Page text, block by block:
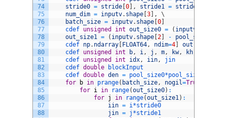
74
75
76
77
78
79
80
81
82
83
84
85
86
87
88
stride0 = stride 0 , stride1 = stride
num_dim = inputv. shape 3 ,
\
batch_size = inputv. shape 0
cdef unsigned int out_size0 = ( inputv
out_size1 = ( inputv. shape 2 - pool_size1
cdef np. ndarray FLOAT64, ndim=4 out
cdef unsigned int b, i, j , m, kw, kh
cdef unsigned int idx, iin,
jin
cdef double
blockInput
cdef double den = pool_size0*pool_size1
for
b in prange( batch_size, nogil=True
for i in range(out_size0) :
for j in range(out_size1) :
iin = i*stride0
jin = j*stride1